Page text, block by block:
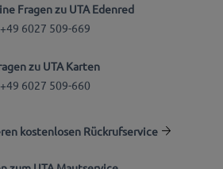
Fragen zu UTA Edenred
+49 6027 509-669
zu UTA Karten
+49 6027 509-660
kostenlosen Rückrufservice